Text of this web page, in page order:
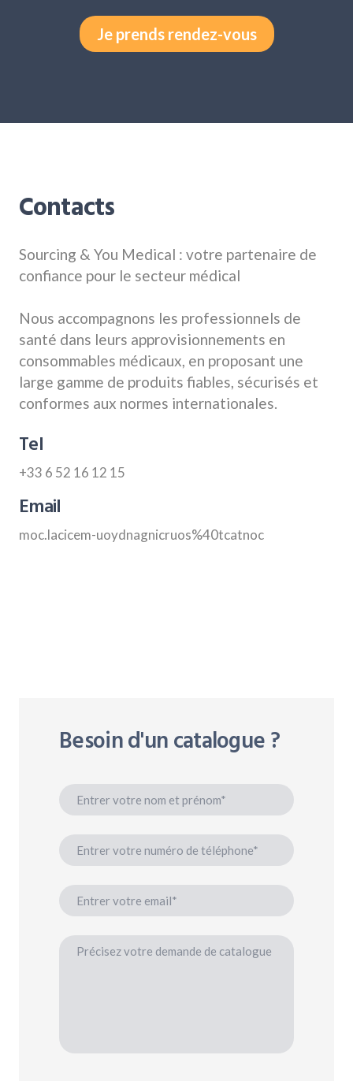
Je prends rendez-vous
Contacts
Sourcing & You Medical : votre partenaire de
confiance pour le secteur médical
Nous accompagnons les professionnels de
santé dans leurs approvisionnements en
consommables médicaux, en proposant une
large gamme de produits fiables, sécurisés et
conformes aux normes internationales.
Tel
+33 6 52 16 12 15
Email
moc.lacicem-uoydnagnicruos%40tcatnoc
Besoin d'un catalogue ?